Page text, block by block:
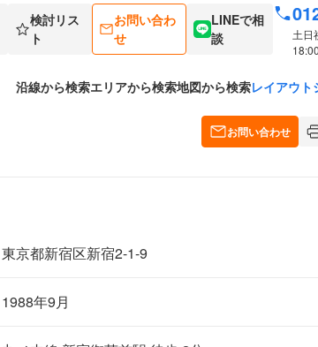
検討リス
ト
お問い合わ
せ
LINEで相
談
土日
18:00
沿線から検索エリアから検索地図から検索レイアウト
お問い合わせ
東京都新宿区新宿2-1-9
1988年9月